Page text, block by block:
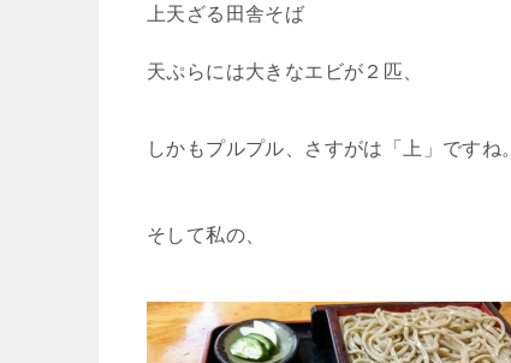
上天ざる田舎そば
天ぷらには大きなエビが２匹、
しかもプルプル、さすがは「上」ですね。
そして私の、